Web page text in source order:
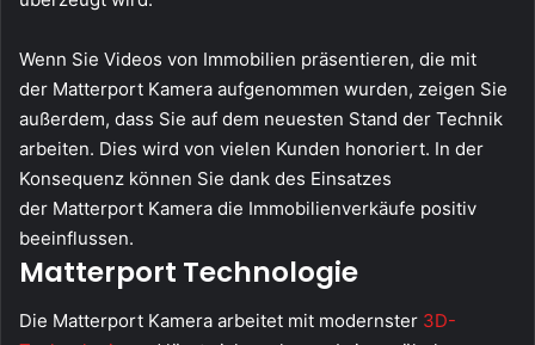
Wenn Sie Videos von Immobilien präsentieren, die mit
der Matterport Kamera aufgenommen wurden, zeigen Sie
außerdem, dass Sie auf dem neuesten Stand der Technik
arbeiten. Dies wird von vielen Kunden honoriert. In der
Konsequenz können Sie dank des Einsatzes
der Matterport Kamera die Immobilienverkäufe positiv
beeinflussen.
Matterport Technologie
Die Matterport Kamera arbeitet mit modernster 3D-